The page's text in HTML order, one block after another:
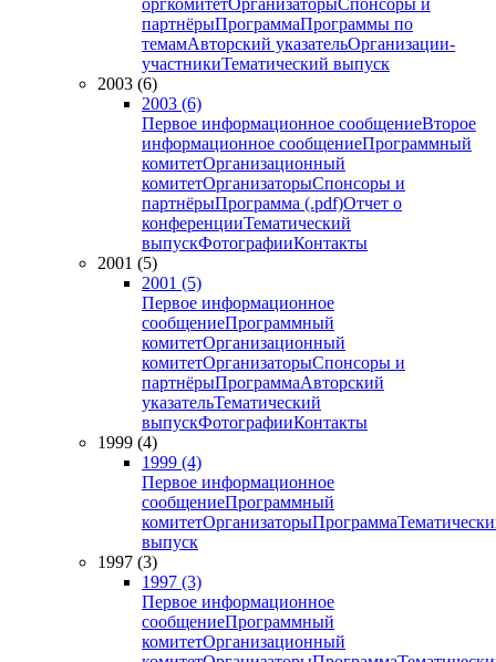
оргкомитетОрганизаторыСпонсоры и
партнёрыПрограммаПрограммы по
темамАвторский указательОрганизации-
участникиТематический выпуск
2003 (6)
2003 (6)
Первое информационное сообщениеВторое
информационное сообщениеПрограммный
комитетОрганизационный
комитетОрганизаторыСпонсоры и
партнёрыПрограмма (.pdf)Отчет о
конференцииТематический
выпускФотографииКонтакты
2001 (5)
2001 (5)
Первое информационное
сообщениеПрограммный
комитетОрганизационный
комитетОрганизаторыСпонсоры и
партнёрыПрограммаАвторский
указательТематический
выпускФотографииКонтакты
1999 (4)
1999 (4)
Первое информационное
сообщениеПрограммный
комитетОрганизаторыПрограмма
выпуск
1997 (3)
1997 (3)
Первое информационное
сообщениеПрограммный
комитетОрганизационный